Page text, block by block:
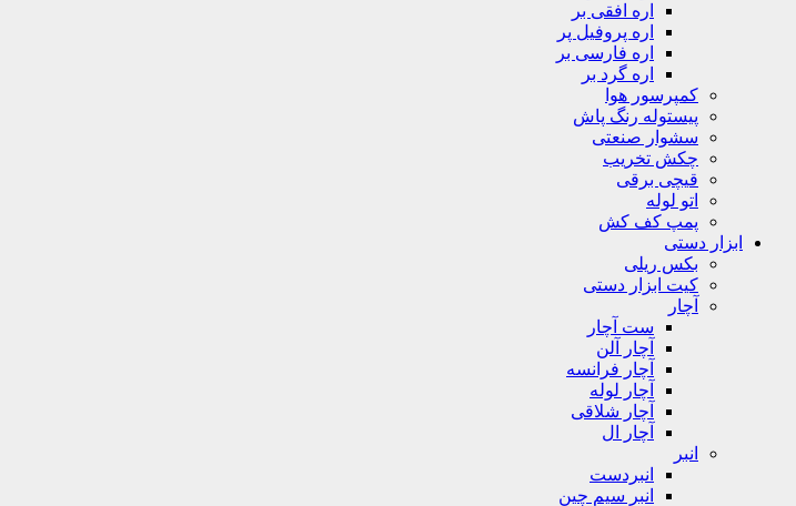
اره افقی بر
اره پروفیل پر
اره فارسی بر
اره گرد بر
کمپرسور هوا
پیستوله رنگ پاش
سشوار صنعتی
چکش تخریب
قیچی برقی
اتو لوله
پمپ کف کش
ابزار دستی
بکس ریلی
کیت ابزار دستی
آچار
ست آچار
آچار آلن
آچار فرانسه
آچار لوله
آچار شلاقی
آچار ال
انبر
انبردست
انبر سیم چین